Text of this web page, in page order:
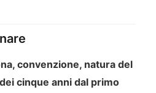
convenzione, natura del
cinque anni dal primo